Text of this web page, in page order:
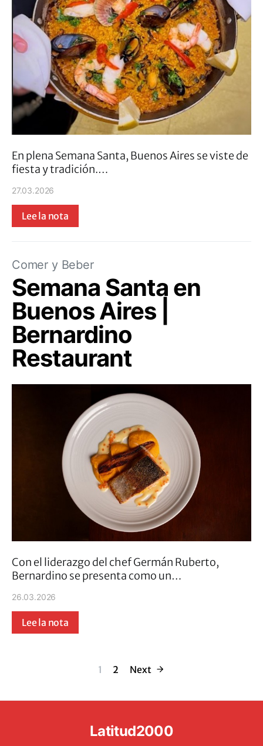
En plena Semana Santa, Buenos Aires se viste de
fiesta y tradición.…
27.03.2026
Lee la nota
Comer y Beber
Semana Santa en
Buenos Aires |
Bernardino
Restaurant
Con el liderazgo del chef Germán Ruberto,
Bernardino se presenta como un…
26.03.2026
Lee la nota
Paginación de
1 2 Next
Latitud2000